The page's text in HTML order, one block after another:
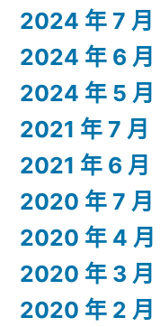
2024 年 7 月
2024 年 6 月
2024 年 5 月
2021 年 7 月
2021 年 6 月
2020 年 7 月
2020 年 4 月
2020 年 3 月
2020 年 2 月